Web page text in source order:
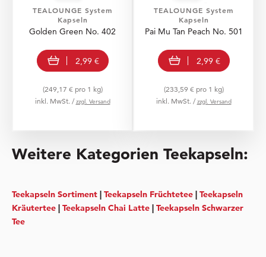
TEALOUNGE System
Kapseln
Golden Green No. 402
In den Warenkorb
2,99 €
(249,17 € pro 1 kg)
inkl. MwSt. /zzgl. Versand
TEALOUNGE System
Kapseln
Pai Mu Tan Peach No. 501
In den Warenkorb
2,99 €
(233,59 € pro 1 kg)
inkl. MwSt. /zzgl. Versand
Weitere Kategorien Teekapseln:
Teekapseln Sortiment | Teekapseln Früchtetee | Teekapseln
Kräutertee | Teekapseln Chai Latte | Teekapseln Schwarzer
Tee